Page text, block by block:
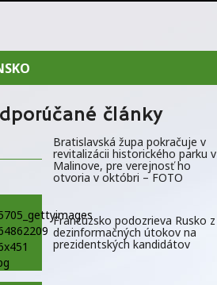
články
Bratislavská župa pokračuje v
revitalizácii historického parku v
Malinove, pre verejnosť ho
otvoria v októbri – FOTO
Francúzsko podozrieva Rusko z
dezinformačných útokov na
prezidentských kandidátov